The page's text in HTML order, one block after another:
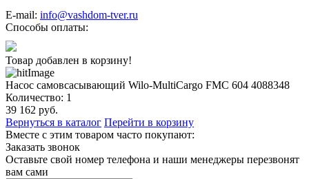
E-mail: info@vashdom-tver.ru
Способы оплаты:
Товар добавлен в корзину!
Насос самовсасывающий Wilo-MultiCargo FMC 604 4088348
Количество: 1
39 162 руб.
Вернуться в каталог Перейти в корзину
Вместе с этим товаром часто покупают:
Заказать звонок
Оставьте свой номер телефона и наши менеджеры перезвонят
вам сами